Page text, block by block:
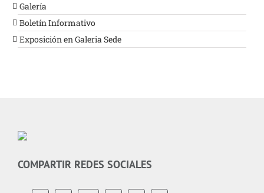
Galería
Boletín Informativo
Exposición en Galeria Sede
COMPARTIR REDES SOCIALES